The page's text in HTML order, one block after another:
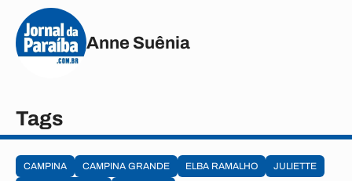
Anne Suênia
Tags
CAMPINA CAMPINA GRANDE ELBA RAMALHO
JULIETTE